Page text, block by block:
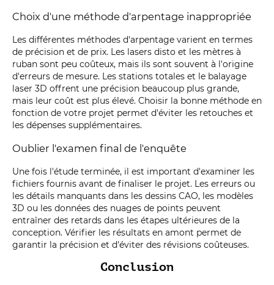
Choix d'une méthode d'arpentage inappropriée
Les différentes méthodes d'arpentage varient en termes
de précision et de prix. Les lasers disto et les mètres à
ruban sont peu coûteux, mais ils sont souvent à l'origine
d'erreurs de mesure. Les stations totales et le balayage
laser 3D offrent une précision beaucoup plus grande,
mais leur coût est plus élevé. Choisir la bonne méthode en
fonction de votre projet permet d'éviter les retouches et
les dépenses supplémentaires.
Oublier l'examen final de l'enquête
Une fois l'étude terminée, il est important d'examiner les
fichiers fournis avant de finaliser le projet. Les erreurs ou
les détails manquants dans les dessins CAO, les modèles
3D ou les données des nuages de points peuvent
entraîner des retards dans les étapes ultérieures de la
conception. Vérifier les résultats en amont permet de
garantir la précision et d'éviter des révisions coûteuses.
Conclusion